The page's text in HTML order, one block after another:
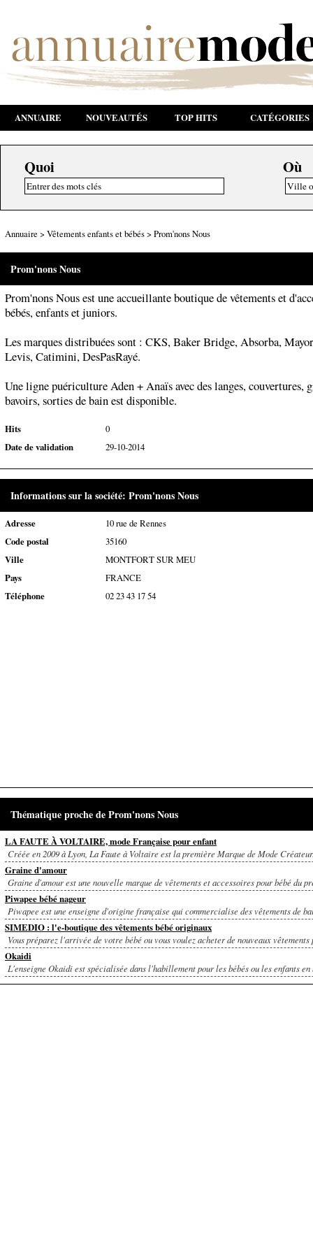
ANNUAIRE NOUVEAUTÉS TOP HITS CATÉGORIES
Quoi Où
Annuaire > Vêtements enfants et bébés> Prom'nons Nous
Prom'nons Nous
Prom'nons Nous est une accueillante boutique de vêtements et
bébés, enfants et juniors.
Les marques distribuées sont : CKS, Baker Bridge, Absorba,
Levis, Catimini, DesPasRayé.
Une ligne puériculture Aden + Anaïs avec des langes, couvertures,
bavoirs, sorties de bain est disponible.
Hits
0
Date de validation
29-10-2014
Informations sur la société: Prom'nons Nous
Adresse
10 rue de Rennes
Code postal
35160
Ville
MONTFORT SUR MEU
Pays
FRANCE
Téléphone
02 23 43 17 54
Thématique proche de Prom'nons Nous
LA FAUTE À VOLTAIRE, mode Française pour enfant
Créée en 2009 à Lyon, La Faute à Voltaire est la première Marque de Mode
Graine d'amour
Graine d'amour est une nouvelle marque de vêtements et accessoires pour bébé du
Piwapee bébé nageur
Piwapee est une enseigne d'origine française qui commercialise des vêtements de
SIMEDIO : l'e-boutique des vêtements bébé originaux
Vous préparez l'arrivée de votre bébé ou vous voulez acheter de nouveaux vêtements
Okaidi
L'enseigne Okaidi est spécialisée dans l'habillement pour les bébés ou les enfants en